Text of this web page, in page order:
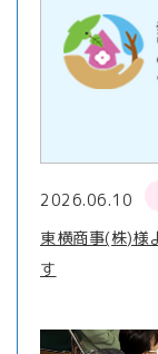
2026.06.10
東横商事(株)様
す